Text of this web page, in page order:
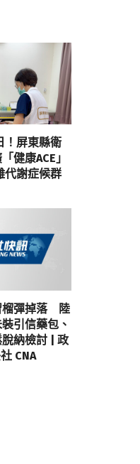
！屏東縣衛
健康ACE」
代謝症候群
榴彈掉落 陸
引信藥包、
納檢討 | 政
CNA